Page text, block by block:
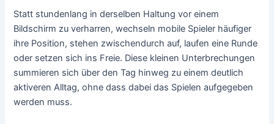
Statt stundenlang in derselben Haltung vor einem
Bildschirm zu verharren, wechseln mobile Spieler häufiger
ihre Position, stehen zwischendurch auf, laufen eine Runde
oder setzen sich ins Freie. Diese kleinen Unterbrechungen
summieren sich über den Tag hinweg zu einem deutlich
aktiveren Alltag, ohne dass dabei das Spielen aufgegeben
werden muss.